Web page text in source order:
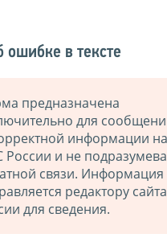
ошибке в тексте
предназначена
для
информации
и не
связи. Информация
редактору
для сведения.